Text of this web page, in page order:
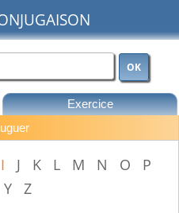
OK
Exercice
I J K L M N O
P
Y Z